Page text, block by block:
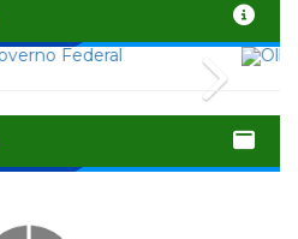
Next